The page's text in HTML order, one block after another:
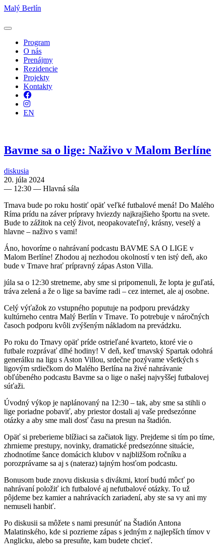
Malý Berlín
Program
O nás
Prenájmy
Rezidencie
Projekty
Kontakty
Facebook
Instagram
EN
Bavme sa o lige: Naživo v Malom Berlíne
diskusia
20. júla 2024
— 12:30 — Hlavná sála
Trnava bude po roku hostiť opäť veľké futbalové mená! Do Malého
Ríma prídu na záver prípravy hviezdy najkrajšieho športu na svete.
Bude to zážitok na celý život, neopakovateľný, krásny, veselý a
hlavne – naživo s vami!
Áno, hovoríme o nahrávaní podcastu BAVME SA O LIGE v
Malom Berlíne! Zhodou aj nezhodou okolností v ten istý deň, ako
bude v Trnave hrať prípravný zápas Aston Villa.
júla sa o 12:30 stretneme, aby sme si pripomenuli, že lopta je guľatá,
tráva zelená a že o lige sa bavíme radi – cez internet, ale aj osobne.
Celý výťažok zo vstupného poputuje na podporu prevádzky
kultúrneho centra Malý Berlín v Trnave. To potrebuje v náročných
časoch podporu kvôli zvýšeným nákladom na prevádzku.
Po roku do Trnavy opäť príde ostrieľané kvarteto, ktoré vie o
futbale rozprávať dlhé hodiny! V deň, keď trnavský Spartak odohrá
generálku na ligu s Aston Villou, srdečne pozývame všetkých s
ligovým srdiečkom do Malého Berlína na živé nahrávanie
obľúbeného podcastu Bavme sa o lige o našej najvyššej futbalovej
súťaži.
Úvodný výkop je naplánovaný na 12:30 – tak, aby sme sa stihli o
lige poriadne pobaviť, aby priestor dostali aj vaše predsezónne
otázky a aby sme mali dosť času na presun na štadión.
Opäť si preberieme blížiaci sa začiatok ligy. Prejdeme si tím po tíme,
zhrnieme prestupy, novinky, dramatické predsezónne situácie,
zhodnotíme šance domácich klubov v najbližšom ročníku a
porozprávame sa aj s (nateraz) tajným hosťom podcastu.
Bonusom bude znovu diskusia s divákmi, ktorí budú môcť po
nahrávaní položiť ich futbalové aj nefutbalové otázky. To už
pôjdeme bez kamier a nahrávacích zariadení, aby ste sa vy ani my
nemuseli hanbiť.
Po diskusii sa môžete s nami presunúť na Štadión Antona
Malatinského, kde si pozrieme zápas s jedným z najlepších tímov v
Anglicku, alebo sa presuňte, kam budete chcieť.